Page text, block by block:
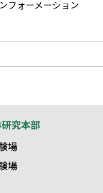
フォーメーション
究本部
場
場